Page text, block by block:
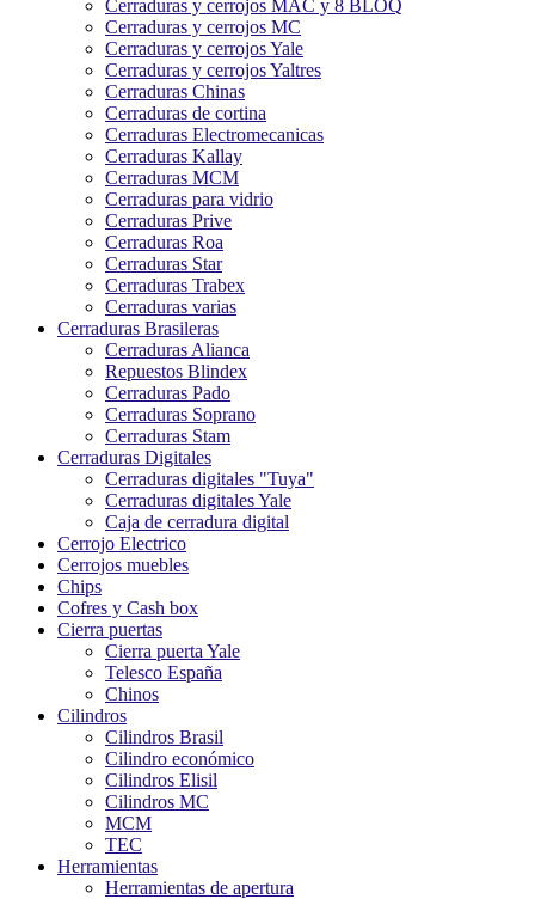
Cerraduras y cerrojos MAC y 8 BLOQ
Cerraduras y cerrojos MC
Cerraduras y cerrojos Yale
Cerraduras y cerrojos Yaltres
Cerraduras Chinas
Cerraduras de cortina
Cerraduras Electromecanicas
Cerraduras Kallay
Cerraduras MCM
Cerraduras para vidrio
Cerraduras Prive
Cerraduras Roa
Cerraduras Star
Cerraduras Trabex
Cerraduras varias
Cerraduras Brasileras
Cerraduras Alianca
Repuestos Blindex
Cerraduras Pado
Cerraduras Soprano
Cerraduras Stam
Cerraduras Digitales
Cerraduras digitales "Tuya"
Cerraduras digitales Yale
Caja de cerradura digital
Cerrojo Electrico
Cerrojos muebles
Chips
Cofres y Cash box
Cierra puertas
Cierra puerta Yale
Telesco España
Chinos
Cilindros
Cilindros Brasil
Cilindro económico
Cilindros Elisil
Cilindros MC
MCM
TEC
Herramientas
Herramientas de apertura